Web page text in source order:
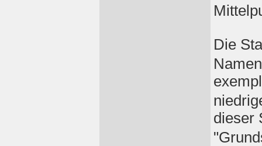
Die
dieser